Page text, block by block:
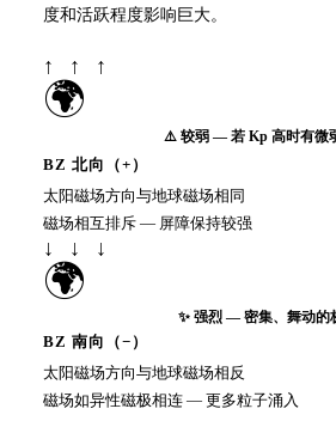
度和活跃程度影响巨大。
↑ ↑ ↑
🌍
⚠️ 较弱 — 若 Kp 高时有微
BZ 北向（+）
太阳磁场方向与地球磁场相同
磁场相互排斥 — 屏障保持较强
↓ ↓ ↓
🌍
✨ 强烈 — 密集、舞动的
BZ 南向（−）
太阳磁场方向与地球磁场相反
磁场如异性磁极相连 — 更多粒子涌入